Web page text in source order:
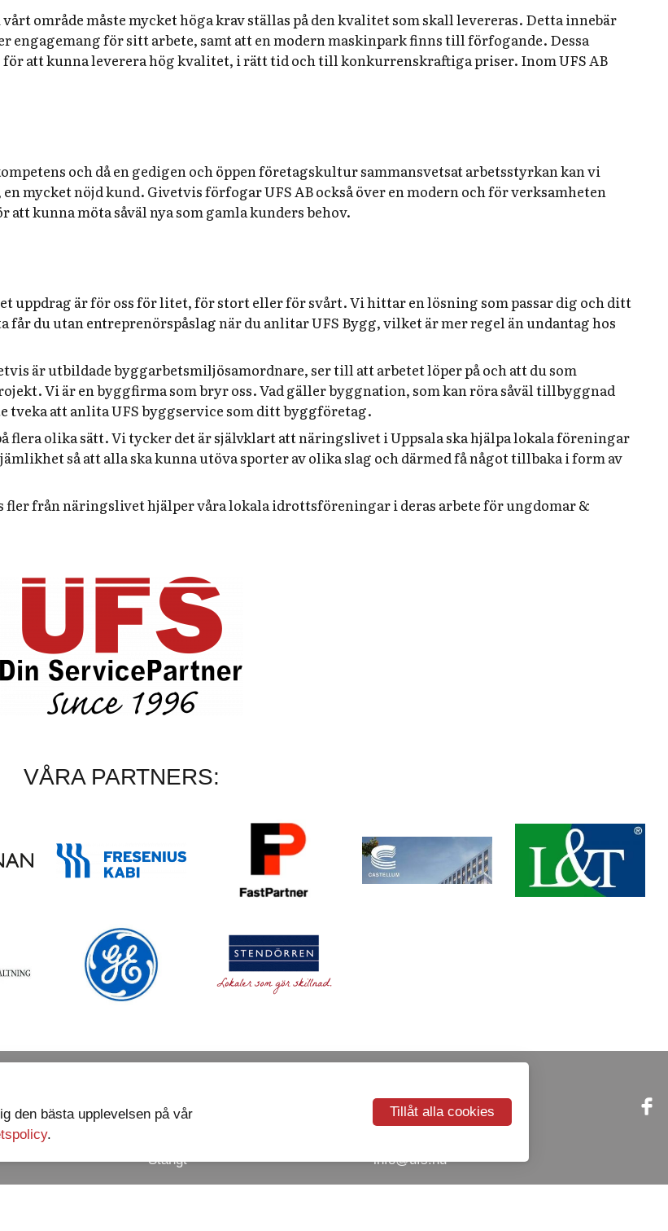
område måste mycket höga krav ställas på den kvalitet som skall levereras. Detta innebär
för sitt arbete, samt att en modern maskinpark finns till förfogande. Dessa
att kunna leverera hög kvalitet, i rätt tid och till konkurrenskraftiga priser. Inom UFS AB
och då en gedigen och öppen företagskultur sammansvetsat arbetsstyrkan kan vi
mycket nöjd kund. Givetvis förfogar UFS AB också över en modern och för verksamheten
kunna möta såväl nya som gamla kunders behov.
uppdrag är för oss för litet, för stort eller för svårt. Vi hittar en lösning som passar dig och ditt
du utan entreprenörspåslag när du anlitar UFS Bygg, vilket är mer regel än undantag hos
är utbildade byggarbetsmiljösamordnare, ser till att arbetet löper på och att du som
Vi är en byggfirma som bryr oss. Vad gäller byggnation, som kan röra såväl tillbyggnad
tveka att anlita UFS byggservice som ditt byggföretag.
flera olika sätt. Vi tycker det är självklart att näringslivet i Uppsala ska hjälpa lokala föreningar
så att alla ska kunna utöva sporter av olika slag och därmed få något tillbaka i form av
fler från näringslivet hjälper våra lokala idrottsföreningar i deras arbete för ungdomar &
VÅRA PARTNERS:
Öppettider
07:00 - 16:00
Stängt
Telefon
018 - 14 15 40
info@ufs.nu
den bästa upplevelsen på vår
.
Tillåt alla cookies